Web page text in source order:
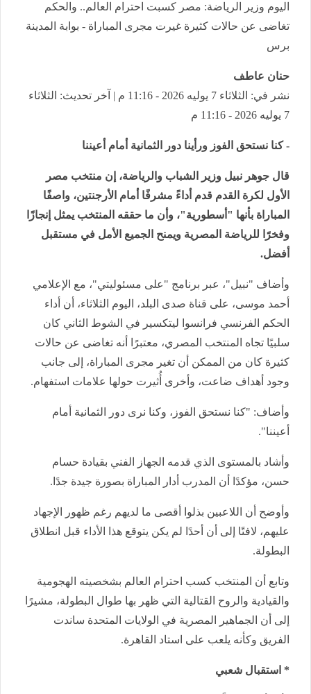
اليوم وزير الرياضة: مصر كسبت احترام العالم.. والحكم
تغاضى عن حالات كثيرة غيرت مجرى المباراة - بوابة المدينة
برس
حنان عاطف
نشر في: الثلاثاء 7 يوليه 2026 - 11:16 م | آخر تحديث: الثلاثاء
7 يوليه 2026 - 11:16 م
- كنا نستحق الفوز ورأينا دور الثمانية أمام أعيننا
قال جوهر نبيل وزير الشباب والرياضة، إن منتخب مصر
الأول لكرة القدم قدم أداءً مشرفًا أمام الأرجنتين، واصفًا
المباراة بأنها "أسطورية"، وأن ما حققه المنتخب يمثل إنجازًا
وفخرًا للرياضة المصرية ويمنح الجميع الأمل في مستقبل
أفضل.
وأضاف "نبيل"، عبر برنامج "على مسئوليتي"، مع الإعلامي
أحمد موسى، على قناة صدى البلد، اليوم الثلاثاء، أن أداء
الحكم الفرنسي فرانسوا ليتكسير في الشوط الثاني كان
سلبيًا تجاه المنتخب المصري، معتبرًا أنه تغاضى عن حالات
كثيرة كان من الممكن أن تغير مجرى المباراة، إلى جانب
وجود أهداف ضاعت، وأخرى أُثيرت حولها علامات استفهام.
وأضاف: "كنا نستحق الفوز، وكنا نرى دور الثمانية أمام
أعيننا".
وأشاد بالمستوى الذي قدمه الجهاز الفني بقيادة حسام
حسن، مؤكدًا أن المدرب أدار المباراة بصورة جيدة جدًا.
وأوضح أن اللاعبين بذلوا أقصى ما لديهم رغم ظهور الإجهاد
عليهم، لافتًا إلى أن أحدًا لم يكن يتوقع هذا الأداء قبل انطلاق
البطولة.
وتابع أن المنتخب كسب احترام العالم بشخصيته الهجومية
والقيادية والروح القتالية التي ظهر بها طوال البطولة، مشيرًا
إلى أن الجماهير المصرية في الولايات المتحدة ساندت
الفريق وكأنه يلعب على استاد القاهرة.
* استقبال شعبي